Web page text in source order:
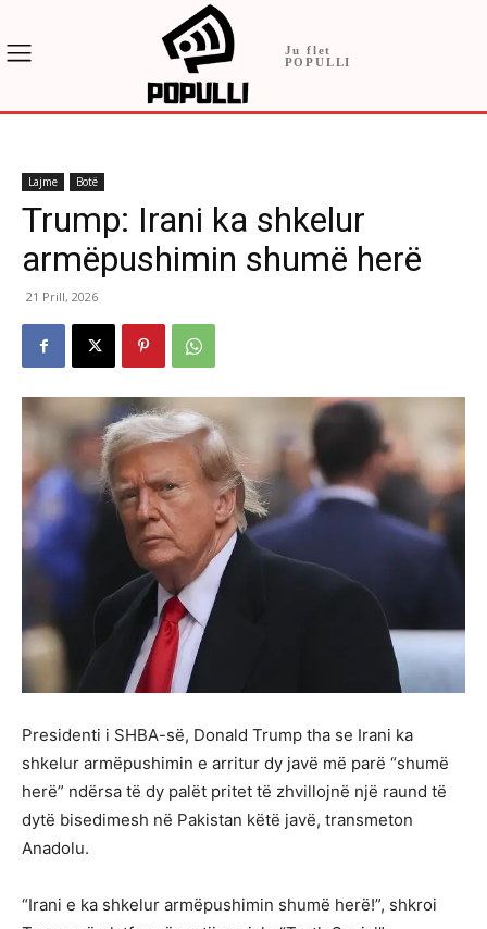
Ju flet
POPULLI
Lajme Botë
Trump: Irani ka shkelur
armëpushimin shumë herë
21 Prill, 2026
Presidenti i SHBA-së, Donald Trump tha se Irani ka
shkelur armëpushimin e arritur dy javë më parë “shumë
herë” ndërsa të dy palët pritet të zhvillojnë një raund të
dytë bisedimesh në Pakistan këtë javë, transmeton
Anadolu.
“Irani e ka shkelur armëpushimin shumë herë!”, shkroi